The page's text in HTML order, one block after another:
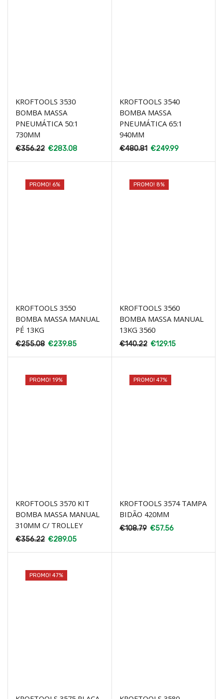
KROFTOOLS 3530
BOMBA MASSA
PNEUMÁTICA 50:1
730MM
€356.22 €283.08
KROFTOOLS 3540
BOMBA MASSA
PNEUMÁTICA 65:1
940MM
€480.81 €249.99
PROMO! 6%
KROFTOOLS 3550
BOMBA MASSA MANUAL
PÉ 13KG
€255.08 €239.85
PROMO! 8%
KROFTOOLS 3560
BOMBA MASSA MANUAL
13KG 3560
€140.22 €129.15
PROMO! 19%
KROFTOOLS 3570 KIT
BOMBA MASSA MANUAL
310MM C/ TROLLEY
€356.22 €289.05
PROMO! 47%
KROFTOOLS 3574 TAMPA
BIDÃO 420MM
€108.79 €57.56
PROMO! 47%